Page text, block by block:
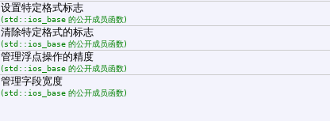
设置特定格式标志
(std::ios_base 的公开成员函数)
清除特定格式的标志
(std::ios_base 的公开成员函数)
管理浮点操作的精度
(std::ios_base 的公开成员函数)
管理字段宽度
(std::ios_base 的公开成员函数)